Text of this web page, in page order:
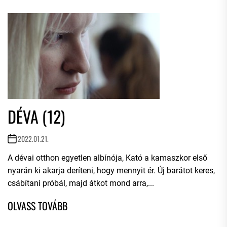
DÉVA (12)
2022.01.21.
A dévai otthon egyetlen albínója, Kató a kamaszkor első
nyarán ki akarja deríteni, hogy mennyit ér. Új barátot keres,
csábítani próbál, majd átkot mond arra,...